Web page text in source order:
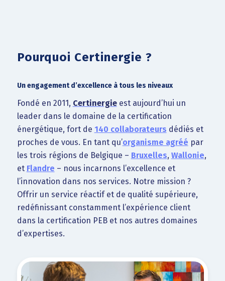
Pourquoi Certinergie ?
Un engagement d’excellence à tous les niveaux
Fondé en 2011, Certinergieest aujourd’hui un
leader dans le domaine de la certification
énergétique, fort de 140 collaborateurs dédiés et
proches de vous. En tant qu’organisme agréé par
les trois régions de Belgique – Bruxelles, Wallonie,
et Flandre – nous incarnons l’excellence et
l’innovation dans nos services. Notre mission ?
Offrir un service réactif et de qualité supérieure,
redéfinissant constamment l’expérience client
dans la certification PEB et nos autres domaines
d’expertises.